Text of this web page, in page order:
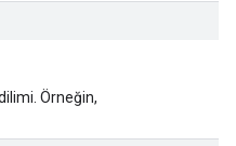
Örneğin,